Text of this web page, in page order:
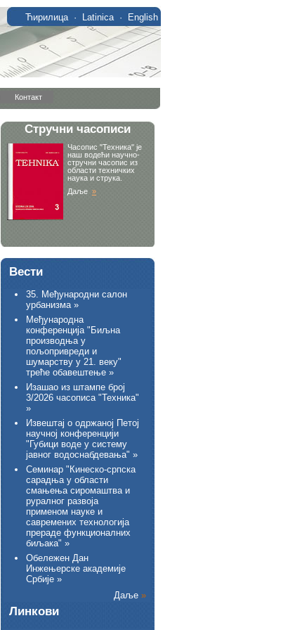
Ћирилица· Latinica· English
Контакт
Вести
35. Међународни салон
урбанизма »
Међународна
конференција "Биљна
производња у
пољопривреди и
шумарству у 21. веку"
треће обавештење »
Изашао из штампе број
3/2026 часописа "Техника"
»
Извештај о одржаној Петој
научној конференцији
"Губици воде у систему
јавног водоснабдевања" »
Семинар "Кинеско-српска
сарадња у области
смањења сиромаштва и
руралног развоја
применом науке и
савремених технологија
прераде функционалних
биљака" »
Обележен Дан
Инжењерске академије
Србије »
Даље »
Линкови